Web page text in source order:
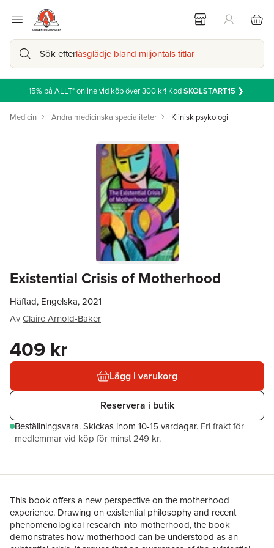
Sök efterläsglädje bland miljontals titlar
15% på ALLT* online vid köp över 300 kr! KodSKOLSTART15❯
Medicin Andra medicinska specialiteter Klinisk psykologi
Existential Crisis of Motherhood
Häftad, Engelska, 2021
AvClaire Arnold-Baker
409 kr
Lägg i varukorg
Reservera i butik
Beställningsvara.Skickas inom 10-15 vardagar. Fri frakt för
medlemmar vid köp för minst 249 kr.
This book offers a new perspective on the motherhood
experience. Drawing on existential philosophy and recent
phenomenological research into motherhood, the book
demonstrates how motherhood can be understood as an